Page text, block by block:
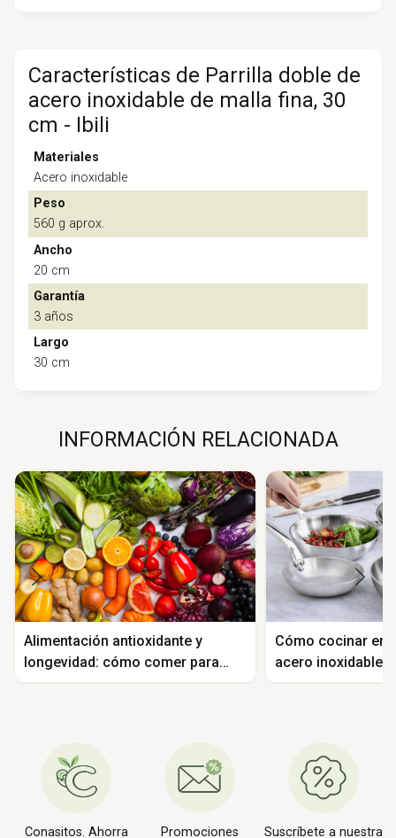
Características de Parrilla doble de
acero inoxidable de malla fina, 30
cm - Ibili
Materiales
Acero inoxidable
Peso
560 g aprox.
Ancho
20 cm
Garantía
3 años
Largo
30 cm
INFORMACIÓN RELACIONADA
Alimentación antioxidante y
longevidad: cómo comer para
vivir más y mejor
Cómo cocinar en
acero inoxidable
la comida
Conasitos. Ahorra
Promociones
Suscríbete a nuestra